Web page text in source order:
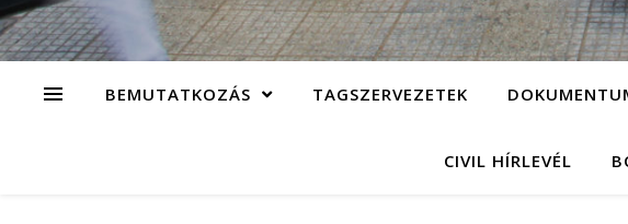
BEMUTATKOZÁS TAGSZERVEZETEK
CIVIL HÍRLEVÉL